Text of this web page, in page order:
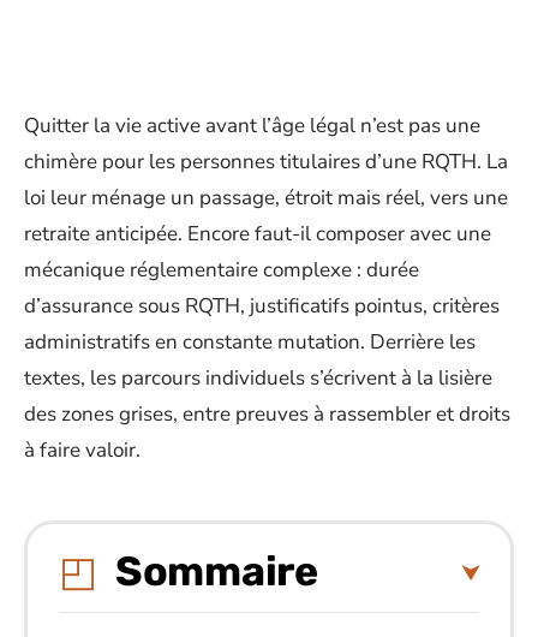
Quitter la vie active avant l’âge légal n’est pas une
chimère pour les personnes titulaires d’une RQTH. La
loi leur ménage un passage, étroit mais réel, vers une
retraite anticipée. Encore faut-il composer avec une
mécanique réglementaire complexe : durée
d’assurance sous RQTH, justificatifs pointus, critères
administratifs en constante mutation. Derrière les
textes, les parcours individuels s’écrivent à la lisière
des zones grises, entre preuves à rassembler et droits
à faire valoir.
Sommaire